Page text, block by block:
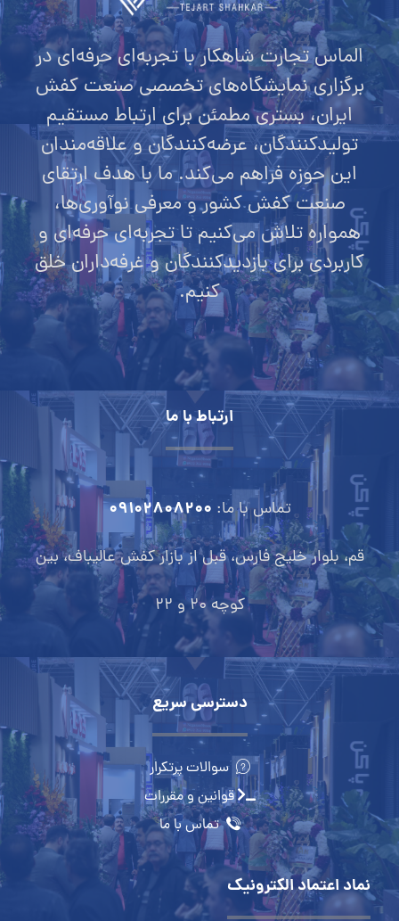
الماس تجارت شاهکار با تجربه‌ای حرفه‌ای در
برگزاری نمایشگاه‌های تخصصی صنعت کفش
ایران، بستری مطمئن برای ارتباط مستقیم
تولیدکنندگان، عرضه‌کنندگان و علاقه‌مندان
این حوزه فراهم می‌کند. ما با هدف ارتقای
صنعت کفش کشور و معرفی نوآوری‌ها،
همواره تلاش می‌کنیم تا تجربه‌ای حرفه‌ای و
کاربردی برای بازدیدکنندگان و غرفه‌داران خلق
کنیم.
ارتباط با ما
تماس با ما: 09102808200
قم، بلوار خلیج فارس، قبل از بازار کفش عالیباف، بین
کوچه 20 و 22
دسترسی سریع
سوالات پرتکرار
قوانین و مقررات
تماس با ما
نماد اعتماد الکترونیک